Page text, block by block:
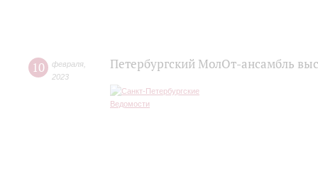
10 февраля
2023
Петербургский МолОт-ансамбль